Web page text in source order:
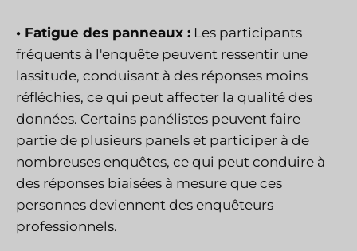
• Fatigue des panneaux : Les participants
fréquents à l'enquête peuvent ressentir une
lassitude, conduisant à des réponses moins
réfléchies, ce qui peut affecter la qualité des
données. Certains panélistes peuvent faire
partie de plusieurs panels et participer à de
nombreuses enquêtes, ce qui peut conduire à
des réponses biaisées à mesure que ces
personnes deviennent des enquêteurs
professionnels.